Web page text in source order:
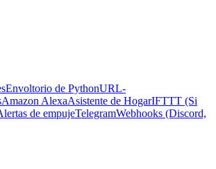
Envoltorio de PythonURL-
Amazon AlexaAsistente de HogarIFTTT (Si
de empujeTelegramWebhooks (Discord,